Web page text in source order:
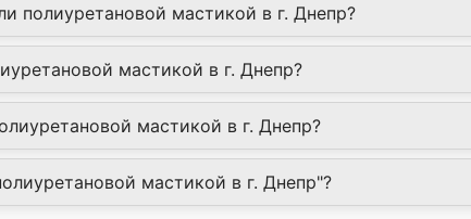
полиуретановой мастикой в г. Днепр?
мастикой в г. Днепр?
мастикой в г. Днепр?
мастикой в г. Днепр"?